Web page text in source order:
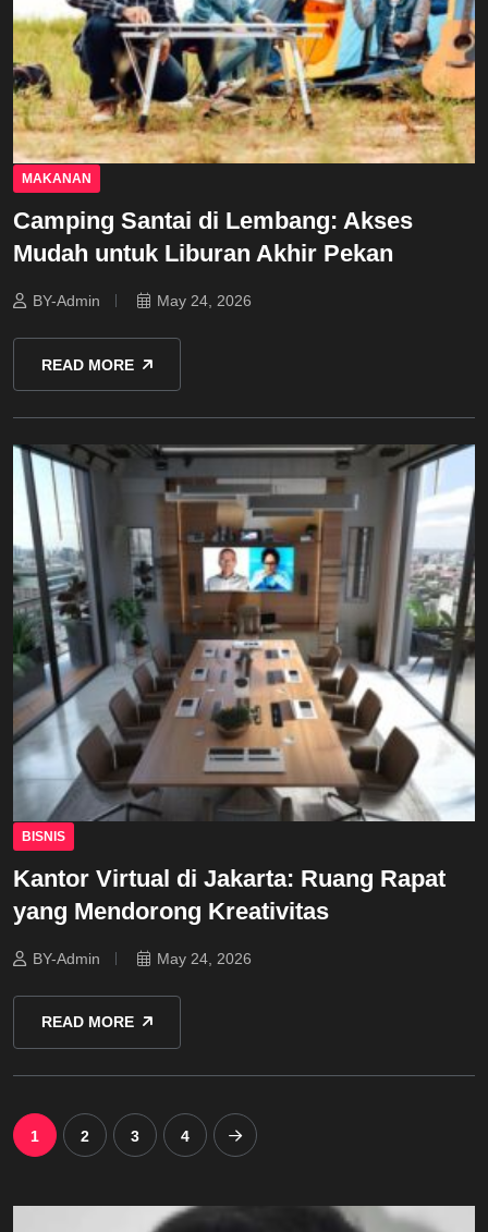
MAKANAN
Camping Santai di Lembang: Akses
Mudah untuk Liburan Akhir Pekan
BY-Admin May 24, 2026
READ MORE
BISNIS
Kantor Virtual di Jakarta: Ruang Rapat
yang Mendorong Kreativitas
BY-Admin May 24, 2026
READ MORE
1 2 3 4